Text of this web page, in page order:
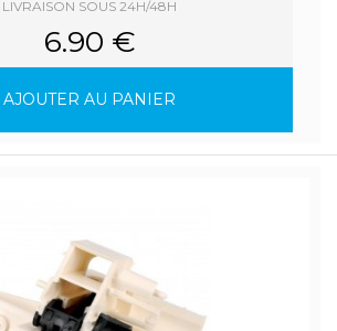
LIVRAISON SOUS 24H/48H
6.90 €
AJOUTER AU PANIER